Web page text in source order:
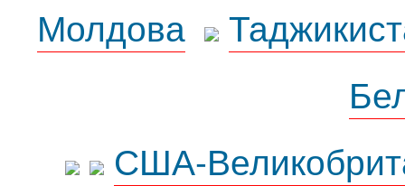
Молдова
США-